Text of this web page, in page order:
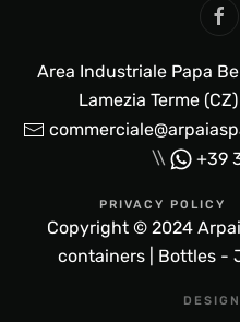
Area Industriale Papa
Lamezia Terme
\\
+39
PRIVACY POLICY
Copyright © 2024
containers | Bottles -